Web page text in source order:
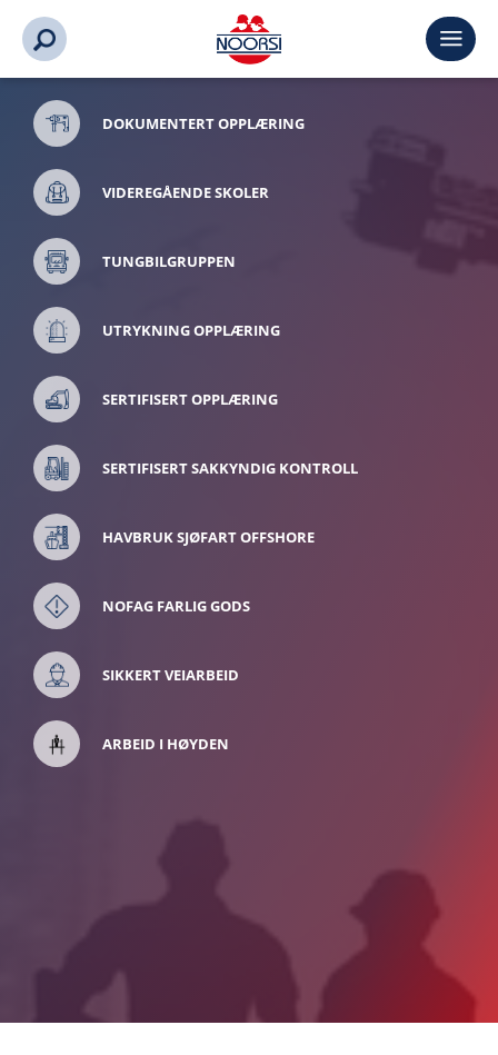
DOKUMENTERT OPPLÆRING
VIDEREGÅENDE SKOLER
TUNGBILGRUPPEN
UTRYKNING OPPLÆRING
SERTIFISERT OPPLÆRING
SERTIFISERT SAKKYNDIG KONTROLL
HAVBRUK SJØFART OFFSHORE
NOFAG FARLIG GODS
SIKKERT VEIARBEID
ARBEID I HØYDEN